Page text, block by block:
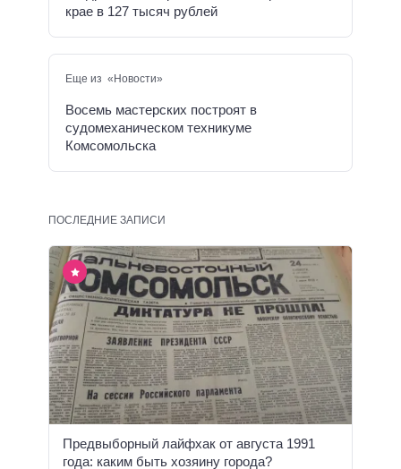
крае в 127 тысяч рублей
Еще из «Новости»
Восемь мастерских построят в
судомеханическом техникуме
Комсомольска
ПОСЛЕДНИЕ ЗАПИСИ
Предвыборный лайфхак от августа 1991
года: каким быть хозяину города?